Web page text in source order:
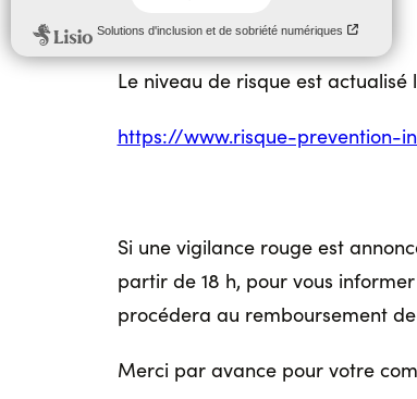
Le niveau de risque est
https://www.risque-prevention-
Si une vigilance rouge est
partir de 18 h, pour vous
procédera au remboursement
Merci par avance pour votre